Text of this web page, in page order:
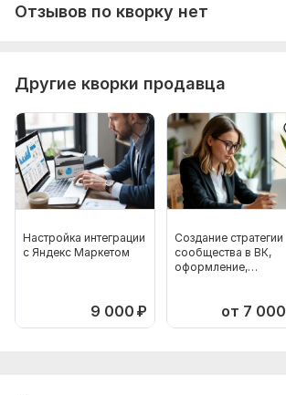
Отзывов по кворку нет
Другие кворки продавца
Настройка интеграции
с Яндекс Маркетом
9 000 ₽
Создание стратегии
сообщества в ВК,
оформление,
от 7 000